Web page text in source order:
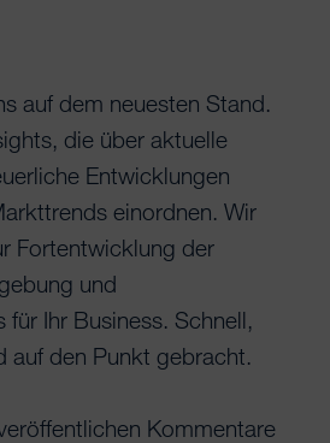
auf dem neuesten Stand.
die über aktuelle
Entwicklungen
einordnen. Wir
Fortentwicklung der
und
für Ihr Business. Schnell,
auf den Punkt gebracht.
Kommentare